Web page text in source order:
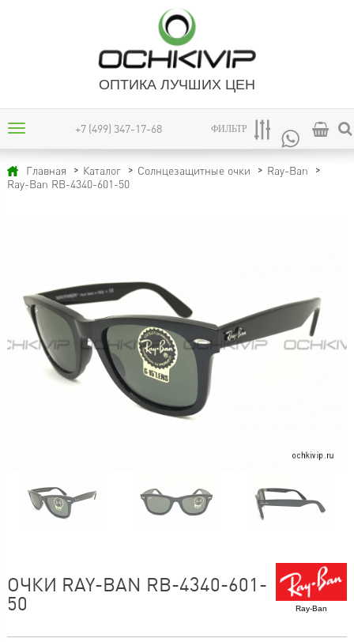
ОПТИКА ЛУЧШИХ ЦЕН
+7 (499) 347-17-68 ФИЛЬТР
Главная Каталог Солнцезащитные очки
Ray-Ban
Ray-Ban RB-4340-601-50
Ray-Ban
ОЧКИ RAY-BAN RB-4340-601-
50